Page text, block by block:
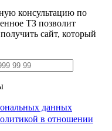
консультацию по
ТЗ позволит
сайт, который
данных
в отношении